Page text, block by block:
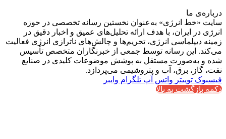
درباره‌ی ما
سایت «خط انرژی» به‌عنوان نخستین رسانه تخصصی در حوزه
انرژی در ایران، با هدف ارائه تحلیل‌های عمیق و اخبار دقیق در
زمینه دیپلماسی انرژی، تحریم‌ها و چالش‌های ناترازی انرژی فعالیت
می‌کند. این رسانه توسط جمعی از خبرنگاران متخصص تأسیس
شده و به‌صورت مستقل به پوشش موضوعات کلیدی در صنایع
نفت، گاز، برق، آب و پتروشیمی می‌پردازد.
فیسبوک توییتر واتس آپ تلگرام وایبر
دکمه بازگشت به بالا